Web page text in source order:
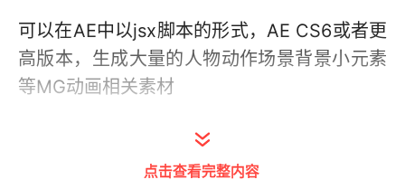
可以在AE中以jsx脚本的形式，AE CS6或者更
高版本，生成大量的人物动作场景背景小元素
等MG动画相关素材
点击查看完整内容